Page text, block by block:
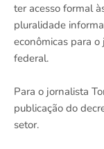
ter acesso formal
pluralidade
econômicas para
federal.
Para o jornalista
publicação do
setor.